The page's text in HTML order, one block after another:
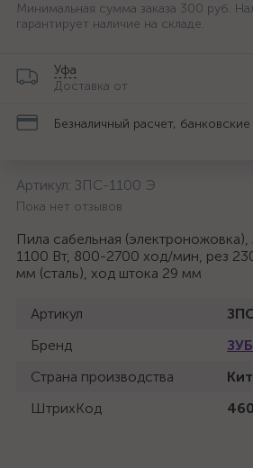
Минимальная сумма заказа 300 руб.
гарантирует наличие на складе.
Уфа
Доставка от
Безналичный расчет,
Артикул: ЗПС-1100 Э
Пока нет отзывов
Пила сабельная
1100 Вт, 800-2700 ход/мин, рез
мм (сталь), ход штока 29 мм
Артикул
Бренд
Страна производства
ШтрихКод